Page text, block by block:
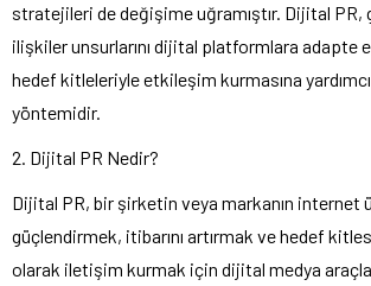
stratejileri de değişime uğramıştır. Dijital PR,
ilişkiler unsurlarını dijital platformlara adapte
hedef kitleleriyle etkileşim kurmasına
yöntemidir.
2. Dijital PR Nedir?
Dijital PR, bir şirketin veya markanın internet
güçlendirmek, itibarını artırmak ve hedef
olarak iletişim kurmak için dijital medya